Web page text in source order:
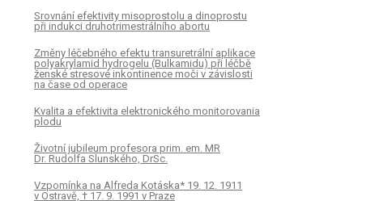
Management mikčních obtíží
u pacientek po antiinkontinentním
syntetického materiálu na dolních
Srovnání efektivity misoprostolu a dinoprostu
při indukci druhotrimestrálního abortu
Změny léčebného efektu transuretrální aplikace
polyakrylamid hydrogelu (Bulkamidu) při léčbě
ženské stresové inkontinence moči v závislosti
na čase od operace
Kvalita a efektivita elektronického monitorovania
plodu
Životní jubileum profesora prim. em. MR
Dr. Rudolfa Slunského, DrSc.
Vzpomínka na Alfreda Kotáska* 19. 12. 1911
v Ostravě, † 17. 9. 1991 v Praze